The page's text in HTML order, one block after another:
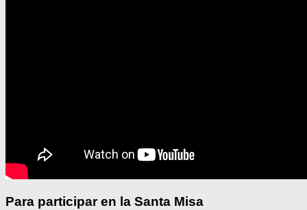
Para participar en la Santa Misa